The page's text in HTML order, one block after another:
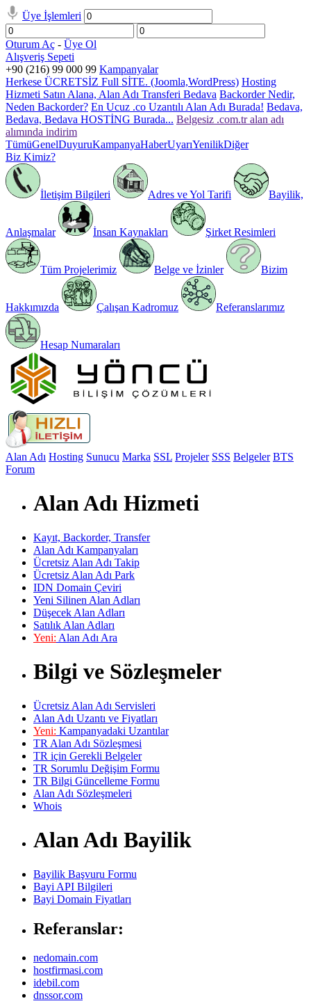
Üye İşlemleri
Oturum Aç - Üye Ol
Alışveriş Sepeti
+90 (216) 99 000 99 Kampanyalar
Herkese ÜCRETSİZ Full SİTE. (Joomla,WordPress) Hosting
Hizmeti Satın Alana, Alan Adı Transferi Bedava Backorder Nedir,
Neden Backorder? En Ucuz .co Uzantılı Alan Adı Burada! Bedava,
Bedava, Bedava HOSTİNG Burada... Belgesiz .com.tr alan adı
alımında indirim
TümüGenelDuyuruKampanyaHaberUyarıYenilikDiğer
Biz Kimiz?
İletişim Bilgileri Adres ve Yol Tarifi Bayilik,
Anlaşmalar İnsan Kaynakları Şirket Resimleri
Tüm Projelerimiz Belge ve İzinler Bizim
Hakkımızda Çalışan Kadromuz Referanslarımız
Hesap Numaraları
Alan Adı Hosting Sunucu Marka SSL Projeler SSS Belgeler BTS
Forum
Alan Adı Hizmeti
Kayıt, Backorder, Transfer
Alan Adı Kampanyaları
Ücretsiz Alan Adı Takip
Ücretsiz Alan Adı Park
IDN Domain Çeviri
Yeni Silinen Alan Adları
Düşecek Alan Adları
Satılık Alan Adları
Yeni: Alan Adı Ara
Bilgi ve Sözleşmeler
Ücretsiz Alan Adı Servisleri
Alan Adı Uzantı ve Fiyatları
Yeni: Kampanyadaki Uzantılar
TR Alan Adı Sözleşmesi
TR için Gerekli Belgeler
TR Sorumlu Değişim Formu
TR Bilgi Güncelleme Formu
Alan Adı Sözleşmeleri
Whois
Alan Adı Bayilik
Bayilik Başvuru Formu
Bayi API Bilgileri
Bayi Domain Fiyatları
Referanslar:
nedomain.com
hostfirmasi.com
idebil.com
dnssor.com